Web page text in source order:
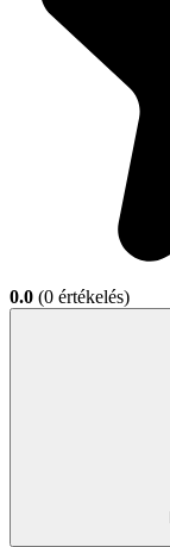
0.0 (0 értékelés)